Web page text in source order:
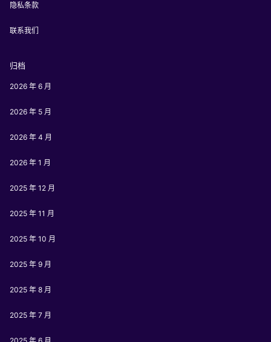
隐私条款
联系我们
归档
2026 年 6 月
2026 年 5 月
2026 年 4 月
2026 年 1 月
2025 年 12 月
2025 年 11 月
2025 年 10 月
2025 年 9 月
2025 年 8 月
2025 年 7 月